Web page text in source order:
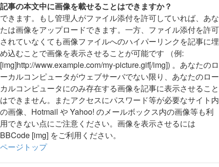
記事の本文中に画像を載せることはできますか？
できます。もし管理人がファイル添付を許可していれば、あな
たは画像をアップロードできます。一方、ファイル添付を許可
されていなくても画像ファイルへのハイパーリンクを記事に埋
め込むことで画像を表示させることが可能です （例:
[img]http://www.example.com/my-picture.gif[/img]) 。あなたのロ
ーカルコンピュータがウェブサーバでない限り、あなたのロー
カルコンピュータにのみ存在する画像を記事に表示させること
はできません。またアクセスにパスワード等が必要なサイト内
の画像、Hotmail や Yahoo! のメールボックス内の画像等も利
用できない点にご注意ください。画像を表示させるには
BBCode [img] をご利用ください。
ページトップ